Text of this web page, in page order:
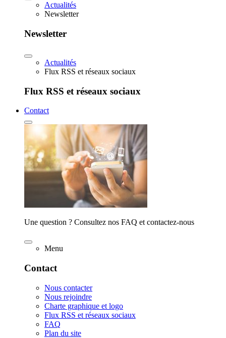
Actualités
Newsletter
Newsletter
Actualités
Flux RSS et réseaux sociaux
Flux RSS et réseaux sociaux
Contact
Une question ? Consultez nos FAQ et contactez-nous
Menu
Contact
Nous contacter
Nous rejoindre
Charte graphique et logo
Flux RSS et réseaux sociaux
FAQ
Plan du site